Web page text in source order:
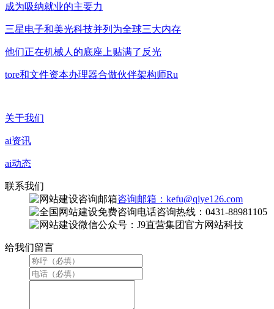
成为吸纳就业的主要力
三星电子和美光科技并列为全球三大内存
他们正在机械人的底座上贴满了反光
tore和文件资本办理器合做伙伴架构师Ru
关于我们
ai资讯
ai动态
联系我们
咨询邮箱：kefu@qiye126.com
咨询热线：0431-88981105
微信公众号：J9直营集团官方网站科技
给我们留言